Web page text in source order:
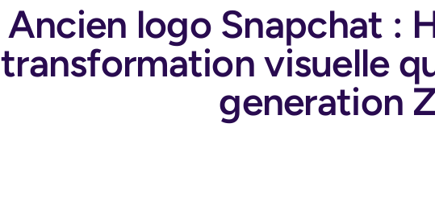
Ancien logo Snapchat :
transformation visuelle
generation Z